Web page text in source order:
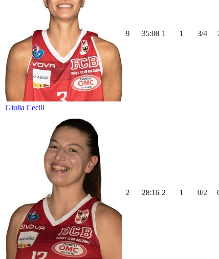
Giulia Cecili
9 35:08 1 1 3/4
2 28:16 2 1 0/2